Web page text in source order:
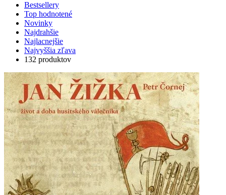
Bestsellery
Top hodnotené
Novinky
Najdrahšie
Najlacnejšie
Najvyššia zľava
132 produktov